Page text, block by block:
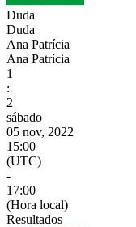
Duda
Duda
Ana Patrícia
Ana Patrícia
1
:
2
sábado
05 nov, 2022
15:00
(UTC)
-
17:00
(Hora local)
Resultados